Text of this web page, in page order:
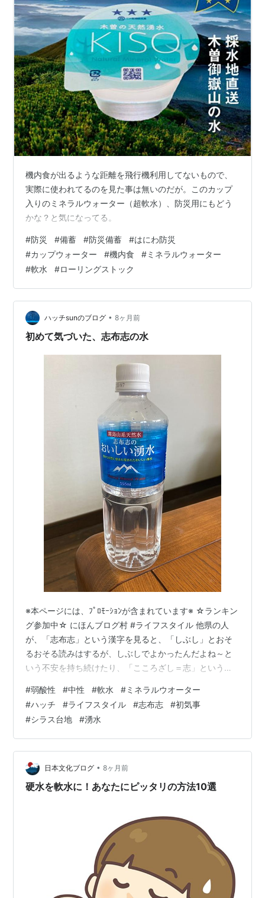
機内食が出るような距離を飛行機利用してないもので、
実際に使われてるのを見た事は無いのだが。このカップ
入りのミネラルウォーター（超軟水）、防災用にもどう
かな？と気になってる。
#防災 #備蓄 #防災備蓄 #はにわ防災
#カップウォーター #機内食 #ミネラルウォーター
#軟水 #ローリングストック
ハッチsunのブログ • 8ヶ月前
初めて気づいた、志布志の水
※本ページには、ﾌﾟﾛﾓｰｼｮﾝが含まれています※ ☆ランキン
グ参加中☆ にほんブログ村 #ライフスタイル 他県の人
が、「志布志」という漢字を見ると、「しぶし」とおそ
るおそる読みはするが、しぶしでよかったんだよね～と
いう不安を持ち続けたり、「こころざし＝志」という字
ようだ。県内在住の僕は、カッコいい名前だよなぁと思
いつつも、隣県宮崎と隣接する遠い所という感覚はあ
る。しかも、大隅半島のけっこう南というか南東の先の
ほうという地理的認識もある。 前回シリーズリンク
hatch51.com なので～、ちょっと意外な気がしたのは、
この志布志ミネラルウオー…
#弱酸性 #中性 #軟水 #ミネラルウオーター
#ハッチ #ライフスタイル #志布志 #初気事
#シラス台地 #湧水
日本文化ブログ • 8ヶ月前
硬水を軟水に！あなたにピッタリの方法10選